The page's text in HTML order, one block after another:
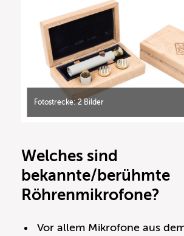
Fotostrecke: 2 Bilder
Welches sind
bekannte/berühmte
Röhrenmikrofone?
Vor allem Mikrofone aus